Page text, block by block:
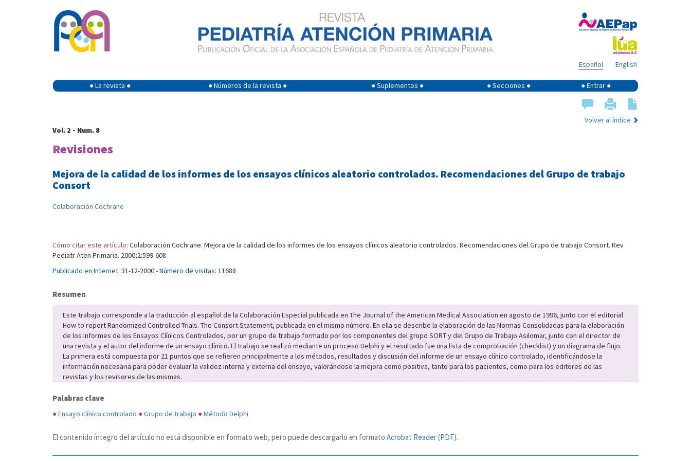
English
Español
● La revista ● ● Números de la revista ● ● Suplementos ● ● Secciones ● ● Entrar ●
Volver al índice
Vol. 2 - Num. 8
Revisiones
Mejora de la calidad de los informes de los ensayos clínicos aleatorio controlados. Recomendaciones del Grupo de trabajo
Consort
Colaboración Cochrane
Cómo citar este artículo: Colaboración Cochrane. Mejora de la calidad de los informes de los ensayos clínicos aleatorio controlados. Recomendaciones del Grupo de trabajo Consort. Rev
Pediatr Aten Primaria. 2000;2:599-608.
Publicado en Internet: 31-12-2000 -Número de visitas: 11688
Resumen
Este trabajo corresponde a la traducción al español de la Colaboración Especial publicada en The Journal of the American Medical Association en agosto de 1996, junto con el editorial
How to report Randomized Controlled Trials. The Consort Statement, publicada en el mismo número. En ella se describe la elaboración de las Normas Consolidadas para la elaboración
de los Informes de los Ensayos Clínicos Controlados, por un grupo de trabajo formado por los componentes del grupo SORT y del Grupo de Trabajo Asilomar, junto con el director de
una revista y el autor del informe de un ensayo clínico. El trabajo se realizó mediante un proceso Delphi y el resultado fue una lista de comprobación (checklist) y un diagrama de flujo.
La primera está compuesta por 21 puntos que se refieren principalmente a los métodos, resultados y discusión del informe de un ensayo clínico controlado, identificándose la
información necesaria para poder evaluar la validez interna y externa del ensayo, valorándose la mejora como positiva, tanto para los pacientes, como para los editores de las
revistas y los revisores de las mismas.
Palabras clave
●Ensayo clínico controlado ●Grupo de trabajo ●Método Delphi
El contenido íntegro del artículo no está disponible en formato web, pero puede descargarlo en formato Acrobat Reader (PDF).